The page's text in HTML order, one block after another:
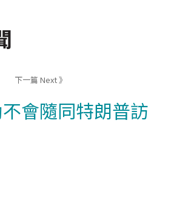
下一篇 Next 》
會隨同特朗普訪